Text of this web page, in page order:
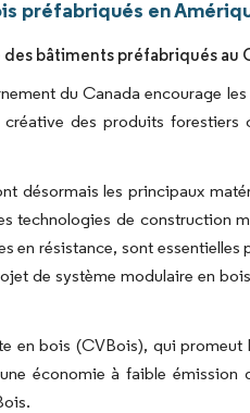
préfabriqués en
bâtiments préfabriqués au
du Canada encourage
des produits forestiers
désormais les principaux
technologies de construction
résistance, sont essentielles
de système modulaire en
en bois (CVBois), qui promeut
économie à faible émission